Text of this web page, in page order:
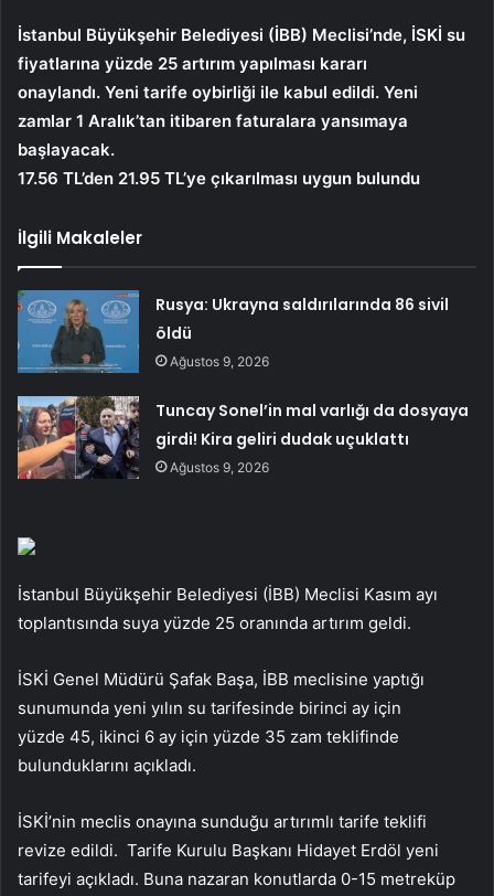
İstanbul Büyükşehir Belediyesi (İBB) Meclisi’nde, İSKİ su
fiyatlarına yüzde 25 artırım yapılması kararı
onaylandı. Yeni tarife oybirliği ile kabul edildi. Yeni
zamlar 1 Aralık’tan itibaren faturalara yansımaya
başlayacak.
17.56 TL’den 21.95 TL’ye çıkarılması uygun bulundu
İlgili Makaleler
Rusya: Ukrayna saldırılarında 86 sivil
öldü
Ağustos 9, 2026
Tuncay Sonel’in mal varlığı da dosyaya
girdi! Kira geliri dudak uçuklattı
Ağustos 9, 2026
İstanbul Büyükşehir Belediyesi (İBB) Meclisi Kasım ayı
toplantısında suya yüzde 25 oranında artırım geldi.
İSKİ Genel Müdürü Şafak Başa, İBB meclisine yaptığı
sunumunda yeni yılın su tarifesinde birinci ay için
yüzde 45, ikinci 6 ay için yüzde 35 zam teklifinde
bulunduklarını açıkladı.
İSKİ’nin meclis onayına sunduğu artırımlı tarife teklifi
revize edildi. Tarife Kurulu Başkanı Hidayet Erdöl yeni
tarifeyi açıkladı. Buna nazaran konutlarda 0-15 metreküp